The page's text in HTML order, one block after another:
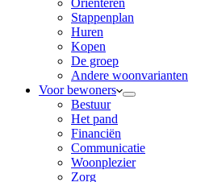
Oriënteren
Stappenplan
Huren
Kopen
De groep
Andere woonvarianten
Voor bewoners
Bestuur
Het pand
Financiën
Communicatie
Woonplezier
Zorg